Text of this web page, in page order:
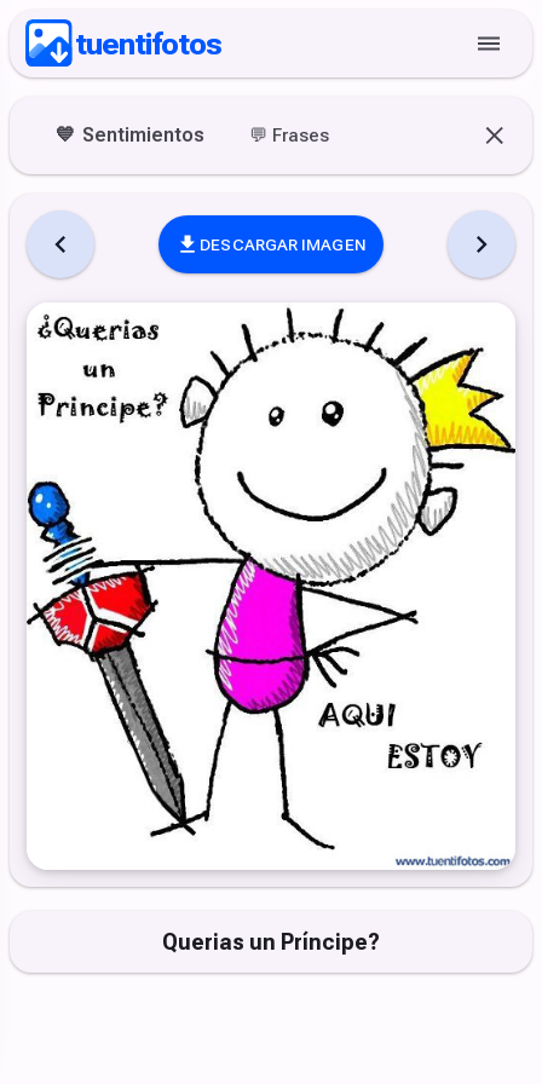
tuentifotos
💙 Sentimientos 💬 Frases
DESCARGAR IMAGEN
Querias un Príncipe?